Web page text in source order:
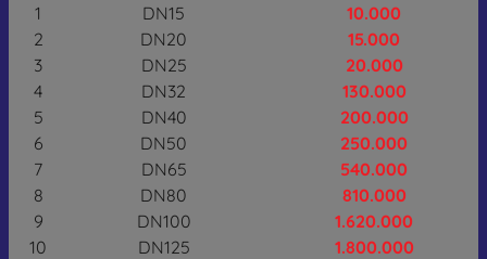
1
DN15
10.000
2
DN20
15.000
3
DN25
20.000
4
DN32
130.000
5
DN40
200.000
6
DN50
250.000
7
DN65
540.000
8
DN80
810.000
9
DN100
1.620.000
10
DN125
1.800.000